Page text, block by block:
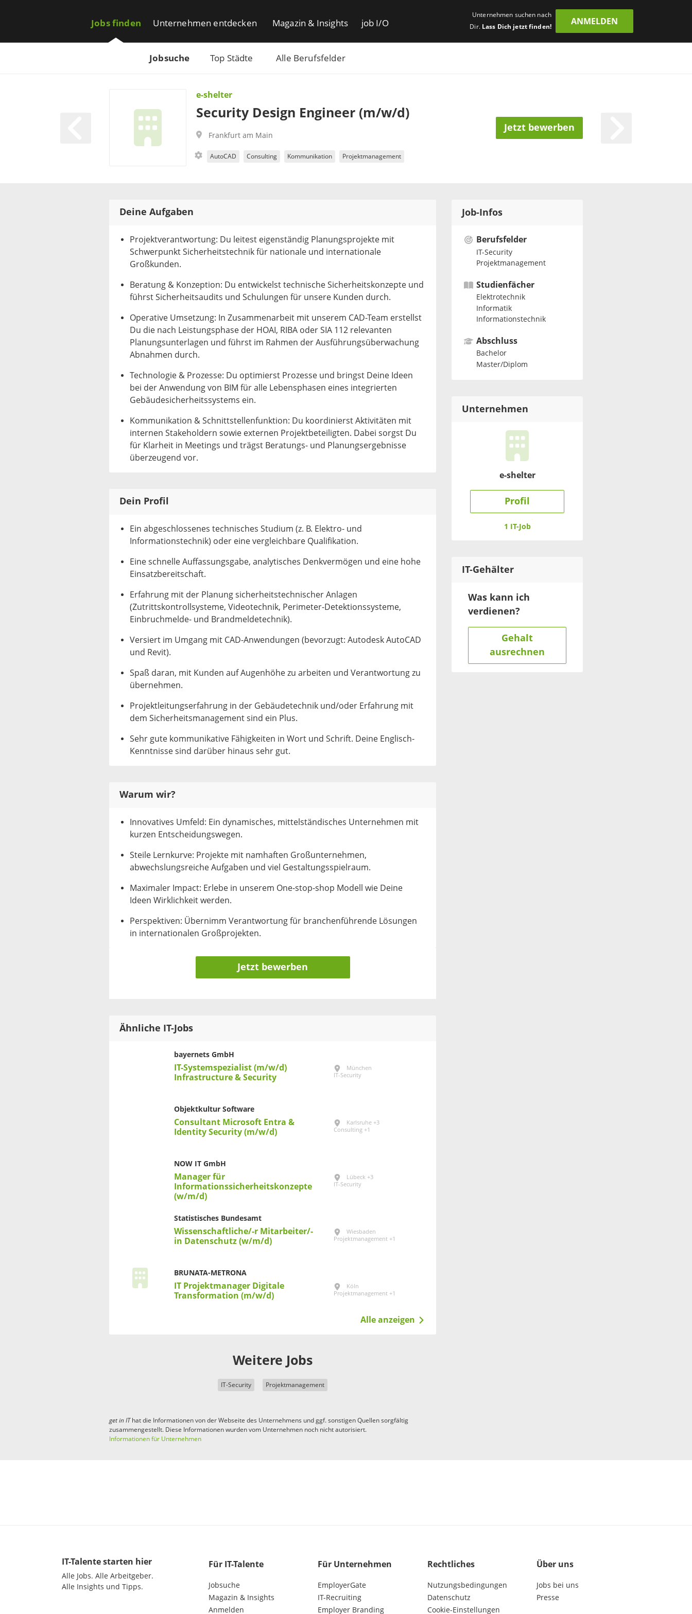
Jobs finden
Jobsuche Top Städte Alle Berufsfelder
Unternehmen entdecken Magazin & Insights job I/O
Unternehmen suchen nach
Dir. Lass Dich jetzt finden!
ANMELDEN
e-shelter
Security Design Engineer (m/w/d)
Frankfurt am Main
AutoCAD Consulting Kommunikation Projektmanagement
Jetzt bewerben
Deine Aufgaben
Projektverantwortung: Du leitest eigenständig Planungsprojekte mit
Schwerpunkt Sicherheitstechnik für nationale und internationale
Großkunden.
Beratung & Konzeption: Du entwickelst technische Sicherheitskonzepte und
führst Sicherheitsaudits und Schulungen für unsere Kunden durch.
Operative Umsetzung: In Zusammenarbeit mit unserem CAD-Team erstellst
Du die nach Leistungsphase der HOAI, RIBA oder SIA 112 relevanten
Planungsunterlagen und führst im Rahmen der Ausführungsüberwachung
Abnahmen durch.
Technologie & Prozesse: Du optimierst Prozesse und bringst Deine Ideen
bei der Anwendung von BIM für alle Lebensphasen eines integrierten
Gebäudesicherheitssystems ein.
Kommunikation & Schnittstellenfunktion: Du koordinierst Aktivitäten mit
internen Stakeholdern sowie externen Projektbeteiligten. Dabei sorgst Du
für Klarheit in Meetings und trägst Beratungs- und Planungsergebnisse
überzeugend vor.
Dein Profil
Ein abgeschlossenes technisches Studium (z. B. Elektro- und
Informationstechnik) oder eine vergleichbare Qualifikation.
Eine schnelle Auffassungsgabe, analytisches Denkvermögen und eine hohe
Einsatzbereitschaft.
Erfahrung mit der Planung sicherheitstechnischer Anlagen
(Zutrittskontrollsysteme, Videotechnik, Perimeter-Detektionssysteme,
Einbruchmelde- und Brandmeldetechnik).
Versiert im Umgang mit CAD-Anwendungen (bevorzugt: Autodesk AutoCAD
und Revit).
Spaß daran, mit Kunden auf Augenhöhe zu arbeiten und Verantwortung zu
übernehmen.
Projektleitungserfahrung in der Gebäudetechnik und/oder Erfahrung mit
dem Sicherheitsmanagement sind ein Plus.
Sehr gute kommunikative Fähigkeiten in Wort und Schrift. Deine Englisch-
Kenntnisse sind darüber hinaus sehr gut.
Warum wir?
Innovatives Umfeld: Ein dynamisches, mittelständisches Unternehmen mit
kurzen Entscheidungswegen.
Steile Lernkurve: Projekte mit namhaften Großunternehmen,
abwechslungsreiche Aufgaben und viel Gestaltungsspielraum.
Maximaler Impact: Erlebe in unserem One-stop-shop Modell wie Deine
Ideen Wirklichkeit werden.
Perspektiven: Übernimm Verantwortung für branchenführende Lösungen
in internationalen Großprojekten.
Jetzt bewerben
Job-Infos
Berufsfelder
IT-Security
Projektmanagement
Studienfächer
Elektrotechnik
Informatik
Informationstechnik
Abschluss
Bachelor
Master/Diplom
Unternehmen
e-shelter
Profil
1 IT-Job
IT-Gehälter
Was kann ich
verdienen?
Gehalt
ausrechnen
Ähnliche IT-Jobs
bayernets GmbH
IT-Systemspezialist (m/w/d)
Infrastructure & Security
München
IT-Security
Objektkultur Software
Consultant Microsoft Entra &
Identity Security (m/w/d)
Karlsruhe +3
Consulting +1
NOW IT GmbH
Manager für
Informationssicherheitskonzepte
(w/m/d)
Lübeck +3
IT-Security
Statistisches Bundesamt
Wissenschaftliche/-r Mitarbeiter/-
in Datenschutz (w/m/d)
Wiesbaden
Projektmanagement +1
BRUNATA-METRONA
IT Projektmanager Digitale
Transformation (m/w/d)
Köln
Projektmanagement +1
Alle anzeigen
Weitere Jobs
IT-Security Projektmanagement
get in IThat die Informationen von der Webseite des Unternehmens und ggf. sonstigen Quellen sorgfältig
zusammengestellt. Diese Informationen wurden vom Unternehmen noch nicht autorisiert.
Informationen für Unternehmen
IT-Talente starten hier
Alle Jobs. Alle Arbeitgeber.
Alle Insights und Tipps.
Für IT-Talente
Jobsuche
Magazin & Insights
Anmelden
Für Unternehmen
EmployerGate
IT-Recruiting
Employer Branding
Rechtliches
Nutzungsbedingungen
Datenschutz
Cookie-Einstellungen
Über uns
Jobs bei uns
Presse